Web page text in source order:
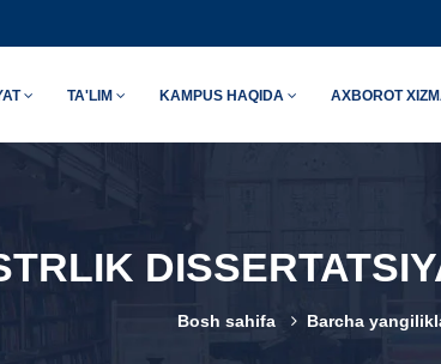
TA'LIM KAMPUS HAQIDA AXBOROT
Bosh sahifa Barcha